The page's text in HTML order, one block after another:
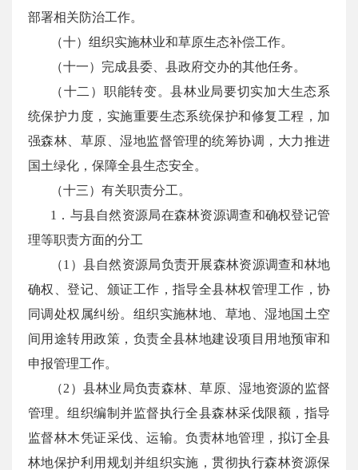
部署相关防治工作。
（十）组织实施林业和草原生态补偿工作。
（十一）完成县委、县政府交办的其他任务。
（十二）职能转变。县林业局要切实加大生态系
统保护力度，实施重要生态系统保护和修复工程，加
强森林、草原、湿地监督管理的统筹协调，大力推进
国土绿化，保障全县生态安全。
（十三）有关职责分工。
1．与县自然资源局在森林资源调查和确权登记管
理等职责方面的分工
（1）县自然资源局负责开展森林资源调查和林地
确权、登记、颁证工作，指导全县林权管理工作，协
同调处权属纠纷。组织实施林地、草地、湿地国土空
间用途转用政策，负责全县林地建设项目用地预审和
申报管理工作。
（2）县林业局负责森林、草原、湿地资源的监督
管理。组织编制并监督执行全县森林采伐限额，指导
监督林木凭证采伐、运输。负责林地管理，拟订全县
林地保护利用规划并组织实施，贯彻执行森林资源保